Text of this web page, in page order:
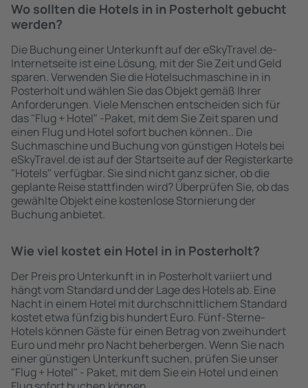
Wo sollten die Hotels in in Posterholt gebucht
werden?
Die Buchung einer Unterkunft auf der eSkyTravel.de-
Internetseite ist eine Lösung, mit der Sie Zeit und Geld
sparen. Verwenden Sie die Hotelsuchmaschine in in
Posterholt und wählen Sie das Objekt gemäß Ihrer
Anforderungen. Viele Menschen entscheiden sich für
das "Flug + Hotel" -Paket, mit dem Sie Zeit sparen und
einen Flug und Hotel sofort buchen können.. Die
Suchmaschine und Buchung von günstigen Hotels bei
eSkyTravel.de ist auf der Startseite auf der Registerkarte
"Hotels" verfügbar. Sie sind nicht ganz sicher, ob die
geplante Reise stattfinden wird? Überprüfen Sie, ob das
gewählte Objekt eine kostenlose Stornierung der
Buchung anbietet.
Wie viel kostet ein Hotel in in Posterholt?
Der Preis pro Unterkunft in in Posterholt variiert und
hängt vom Standard und der Lage des Hotels ab. Eine
Nacht in einem Hotel mit durchschnittlichem Standard
kostet etwa fünfzig bis hundert Euro. Fünf-Sterne-
Hotels können Gäste für einen Betrag von zweihundert
Euro und mehr pro Nacht beherbergen. Wenn Sie nach
einer günstigen Unterkunft suchen, prüfen Sie unser
"Flug + Hotel" - Paket, mit dem Sie ein Hotel und einen